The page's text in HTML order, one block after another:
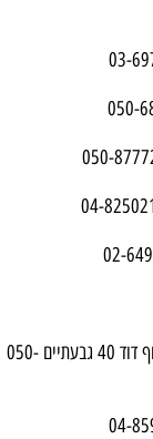
משה קוטלר פסיכיאטריה רמת חן אלוף דויד 40 רמת חן אלוף דוד 40 גבעתיים 050-